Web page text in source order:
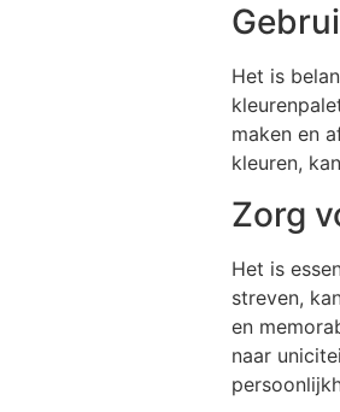
Het is
maken en
kleuren,
Zorg
Het is
streven,
en
naar